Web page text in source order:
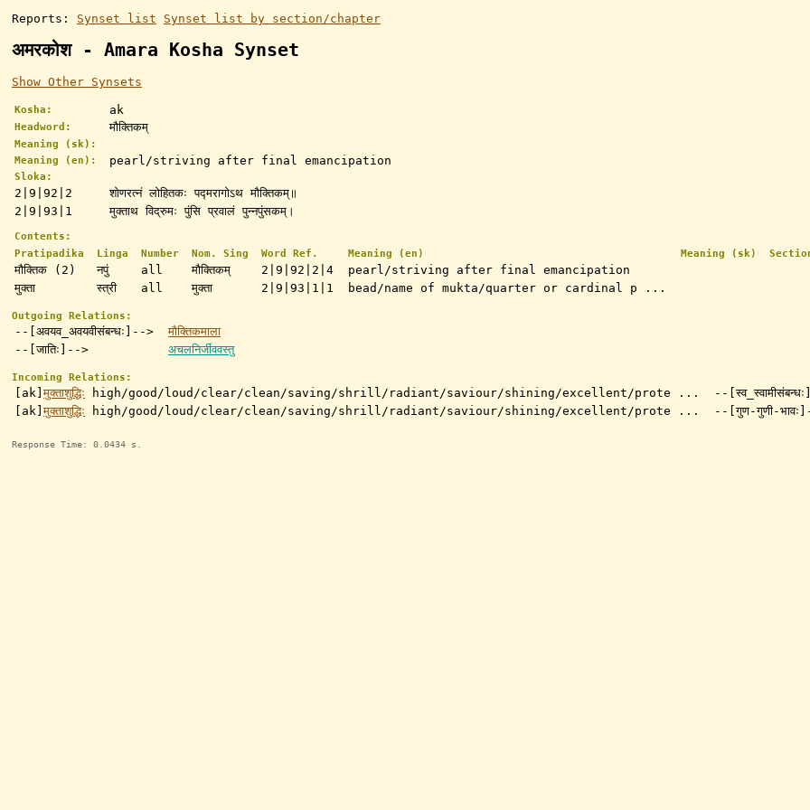
Reports: Synset list Synset list by section/chapter
अमरकोश - Amara Kosha Synset
Show Other Synsets
Kosha: ak
Headword: मौक्तिकम्
Meaning (sk):
Meaning (en):
pearl/striving after final emancipation
Sloka:
2|9|92|2
शोणरत्नं लोहितकः पद्मरागोऽथ मौक्तिकम्॥
2|9|93|1
मुक्ताथ विद्रुमः पुंसि प्रवालं पुन्नपुंसकम्।
Contents:
Pratipadika
Linga Number Nom. Sing Word Ref. Meaning (en) Meaning (sk)
मौक्तिक (2) नपुं all मौक्तिकम् 2|9|92|2|4 pearl/striving after final emancipation
मुक्ता
स्त्री all मुक्ता 2|9|93|1|1 bead/name of mukta/quarter or cardinal p ...
Outgoing Relations:
--[अवयव_अवयवीसंबन्धः]-->
मौक्तिकमाला
--[जातिः]-->
अचलनिर्जीववस्तु
Incoming Relations:
[ak]मुक्ताशुद्धिः high/good/loud/clear/clean/saving/shrill/radiant/saviour/shining/excellent/prote ... --
[ak]मुक्ताशुद्धिः high/good/loud/clear/clean/saving/shrill/radiant/saviour/shining/excellent/prote ... --[गुण-गुणी-
Response Time: 0.0434 s.